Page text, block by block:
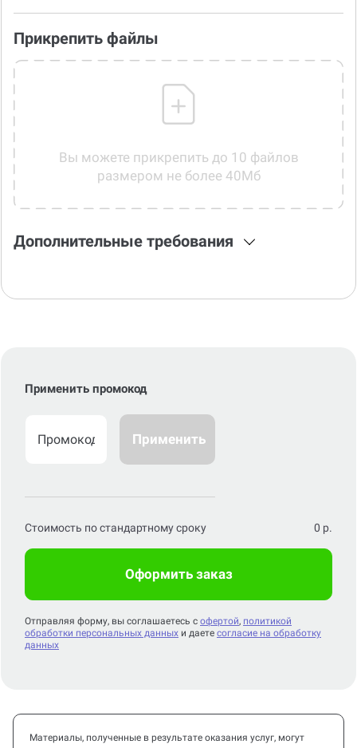
Прикрепить файлы
Вы можете прикрепить до 10 файлов
размером не более 40Мб
Дополнительные требования
Применить промокод
Применить
Стоимость по стандартному сроку 0 р.
Оформить заказ
Отправляя форму, вы соглашаетесь с офертой, политикой
обработки персональных данных и даете согласие на обработку
данных
Материалы, полученные в результате оказания услуг, могут